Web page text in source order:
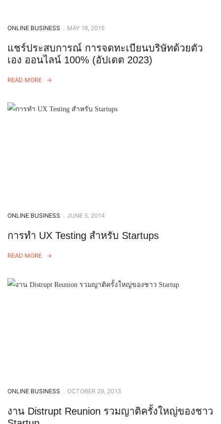
ONLINE BUSINESS . MAY 18, 2015
แชร์ประสบการณ์ การจดทะเบียนบริษัทด้วยตัว
เอง ออนไลน์ 100% (อัปเดต 2023)
READ MORE
ONLINE BUSINESS . JUNE 5, 2014
การทำ UX Testing สำหรับ Startups
READ MORE
ONLINE BUSINESS . OCTOBER 29, 2013
งาน Distrupt Reunion รวมญาติครั้งใหญ่ของชาว